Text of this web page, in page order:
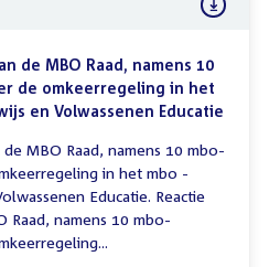
de MBO Raad, namens 10
de omkeerregeling in het
en Volwassenen Educatie
MBO Raad, namens 10 mbo-
in het mbo -
Educatie. Reactie
Raad, namens 10 mbo-